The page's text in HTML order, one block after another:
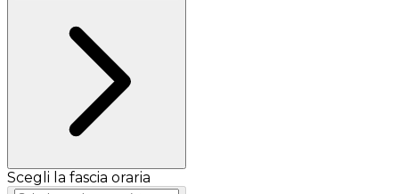
Scegli la fascia oraria